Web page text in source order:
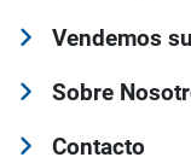
Vendemos
Sobre
Contacto